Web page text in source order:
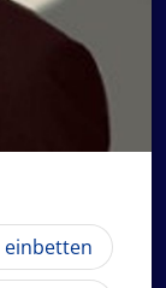
einbetten